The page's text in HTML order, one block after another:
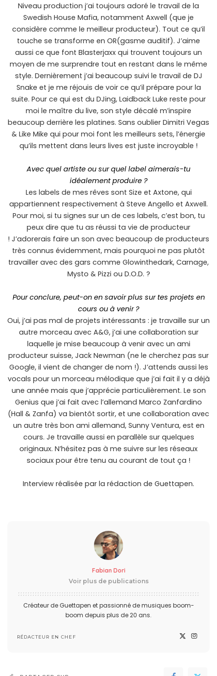
Niveau production j’ai toujours adoré le travail de la
Swedish House Mafia, notamment Axwell (que je
considère comme le meilleur producteur). Tout ce qu’il
touche se transforme en OR(gasme auditif). J’aime
aussi ce que font Blasterjaxx qui trouvent toujours un
moyen de me surprendre tout en restant dans le même
style. Dernièrement j’ai beaucoup suivi le travail de DJ
Snake et je me réjouis de voir ce qu’il prépare pour la
suite. Pour ce qui est du DJing, Laidback Luke reste pour
moi le maître du live, son style décalé m’inspire
beaucoup derrière les platines. Sans oublier Dimitri Vegas
& Like Mike qui pour moi font les meilleurs sets, l’énergie
qu’ils mettent dans leurs lives est juste incroyable !
Avec quel artiste ou sur quel label aimerais-tu
idéalement produire ?
Les labels de mes rêves sont Size et Axtone, qui
appartiennent respectivement à Steve Angello et Axwell.
Pour moi, si tu signes sur un de ces labels, c’est bon, tu
peux dire que tu as réussi ta vie de producteur
! J’adorerais faire un son avec beaucoup de producteurs
très connus évidemment, mais pourquoi ne pas plutôt
travailler avec des gars comme Glowinthedark, Carnage,
Mysto & Pizzi ou D.O.D. ?
Pour conclure, peut-on en savoir plus sur tes projets en
cours ou à venir ?
Oui, j’ai pas mal de projets intéressants : je travaille sur un
autre morceau avec A&G, j’ai une collaboration sur
laquelle je mise beaucoup à venir avec un ami
producteur suisse, Jack Newman (ne le cherchez pas sur
Google, il vient de changer de nom !). J’attends aussi les
vocals pour un morceau mélodique que j’ai fait il y a déjà
une année mais que j’apprécie particulièrement. Le son
Genius que j’ai fait avec l’allemand Marco Zanfardino
(Hall & Zanfa) va bientôt sortir, et une collaboration avec
un autre très bon ami allemand, Sunny Ventura, est en
cours. Je travaille aussi en parallèle sur quelques
originaux. N’hésitez pas à me suivre sur les réseaux
sociaux pour être tenu au courant de tout ça !
Interview réalisée par la rédaction de Guettapen.
Fabian Dori
Voir plus de publications
Créateur de Guettapen et passionné de musiques boom-
boom depuis plus de 20 ans.
RÉDACTEUR EN CHEF